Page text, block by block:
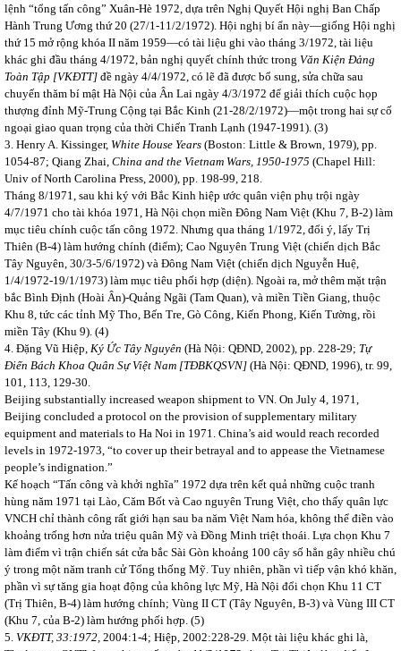
lệnh “tổng tấn công” Xuân-Hè 1972, dựa trên Nghị Quyết Hội nghị Ban Chấp
Hành Trung Ương thứ 20 (27/1-11/2/1972). Hội nghị bí ẩn này—giống Hội nghị
thứ 15 mở rộng khóa II năm 1959—có tài liệu ghi vào tháng 3/1972, tài liệu
khác ghi đầu tháng 4/1972, bản nghị quyết chính thức trong Văn Kiện Đảng
Toàn Tập [VKĐTT] đề ngày 4/4/1972, có lẽ đã được bổ sung, sửa chữa sau
chuyến thăm bí mật Hà Nội của Ân Lai ngày 4/3/1972 để giải thích cuộc họp
thượng đỉnh Mỹ-Trung Cộng tại Bắc Kinh (21-28/2/1972)—một trong hai sự cố
ngoại giao quan trọng của thời Chiến Tranh Lạnh (1947-1991). (3)
3. Henry A. Kissinger, White House Years (Boston: Little & Brown, 1979), pp.
1054-87; Qiang Zhai, China and the Vietnam Wars, 1950-1975 (Chapel Hill:
Univ of North Carolina Press, 2000), pp. 198-99, 218.
Tháng 8/1971, sau khi ký với Bắc Kinh hiệp ước quân viện phụ trội ngày
4/7/1971 cho tài khóa 1971, Hà Nội chọn miền Đông Nam Việt (Khu 7, B-2) làm
mục tiêu chính cuộc tấn công 1972. Nhưng qua tháng 1/1972, đổi ý, lấy Trị
Thiên (B-4) làm hướng chính (điểm); Cao Nguyên Trung Việt (chiến dịch Bắc
Tây Nguyên, 30/3-5/6/1972) và Đông Nam Việt (chiến dịch Nguyễn Huệ,
1/4/1972-19/1/1973) làm mục tiêu phối hợp (diện). Ngoài ra, mở thêm mặt trận
bắc Bình Định (Hoài Ân)-Quảng Ngãi (Tam Quan), và miền Tiền Giang, thuộc
Khu 8, tức các tỉnh Mỹ Tho, Bến Tre, Gò Công, Kiến Phong, Kiến Tường, rồi
miền Tây (Khu 9). (4)
4. Đặng Vũ Hiệp, Ký Ức Tây Nguyên (Hà Nội: QĐND, 2002), pp. 228-29; Tự
Điển Bách Khoa Quân Sự Việt Nam [TĐBKQSVN] (Hà Nội: QĐND, 1996), tr. 99,
101, 113, 129-30.
Beijing substantially increased weapon shipment to VN. On July 4, 1971,
Beijing concluded a protocol on the provision of supplementary military
equipment and materials to Ha Noi in 1971. China’s aid would reach recorded
levels in 1972-1973, “to cover up their betrayal and to appease the Vietnamese
people’s indignation.”
Kế hoạch “Tấn công và khởi nghĩa” 1972 dựa trên kết quả những cuộc tranh
hùng năm 1971 tại Lào, Căm Bốt và Cao nguyên Trung Việt, cho thấy quân lực
VNCH chỉ thành công rất giới hạn sau ba năm Việt Nam hóa, không thể điền vào
khoảng trống hơn nửa triệu quân Mỹ và Đồng Minh triệt thoái. Lựa chọn Khu 7
làm điểm vì trận chiến sát cửa bắc Sài Gòn khoảng 100 cây số hẳn gây nhiều chú
ý trong một năm tranh cử Tổng thống Mỹ. Tuy nhiên, phần vì tiếp vận khó khăn,
phần vì sự tăng gia hoạt động của không lực Mỹ, Hà Nội đổi chọn Khu 11 CT
(Trị Thiên, B-4) làm hướng chính; Vùng II CT (Tây Nguyên, B-3) và Vùng III CT
(Khu 7, của B-2) làm hướng phối hợp. (5)
5. VKĐTT, 33:1972, 2004:1-4; Hiệp, 2002:228-29. Một tài liệu khác ghi là,